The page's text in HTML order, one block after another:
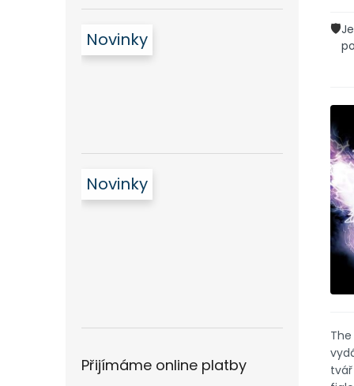
Novinky
Novinky
Přijímáme online platby
🛡️